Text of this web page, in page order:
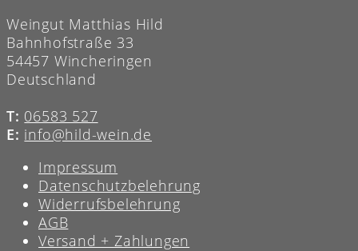
Weingut Matthias Hild
Bahnhofstraße 33
54457 Wincheringen
Deutschland
T: 06583 527
E: info@hild-wein.de
Impressum
Datenschutzbelehrung
Widerrufsbelehrung
AGB
Versand + Zahlungen